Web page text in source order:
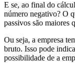
E se, ao final do
número negativo? O
passivos são maiores
Ou seja, a empresa
bruto. Isso pode
possibilidade de a